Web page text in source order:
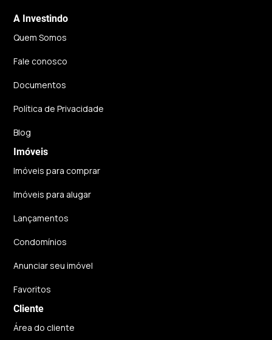
A Investindo
Quem Somos
Fale conosco
Documentos
Política de Privacidade
Blog
Imóveis
Imóveis para comprar
Imóveis para alugar
Lançamentos
Condomínios
Anunciar seu imóvel
Favoritos
Cliente
Área do cliente